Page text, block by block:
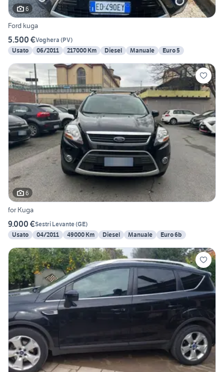
6
Ford kuga
5.500 €Voghera (PV)
Usato
06/2011 217000 Km Diesel Manuale Euro 5
6
for Kuga
9.000 €Sestri Levante(GE)
Usato
04/2011 49000 Km Diesel Manuale Euro 6b